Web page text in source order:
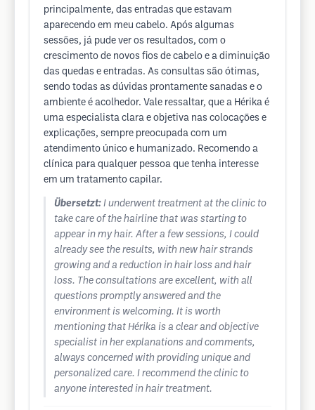
principalmente, das entradas que estavam
aparecendo em meu cabelo. Após algumas
sessões, já pude ver os resultados, com o
crescimento de novos fios de cabelo e a diminuição
das quedas e entradas. As consultas são ótimas,
sendo todas as dúvidas prontamente sanadas e o
ambiente é acolhedor. Vale ressaltar, que a Hérika é
uma especialista clara e objetiva nas colocações e
explicações, sempre preocupada com um
atendimento único e humanizado. Recomendo a
clínica para qualquer pessoa que tenha interesse
em um tratamento capilar.
Übersetzt: I underwent treatment at the clinic to
take care of the hairline that was starting to
appear in my hair. After a few sessions, I could
already see the results, with new hair strands
growing and a reduction in hair loss and hair
loss. The consultations are excellent, with all
questions promptly answered and the
environment is welcoming. It is worth
mentioning that Hérika is a clear and objective
specialist in her explanations and comments,
always concerned with providing unique and
personalized care. I recommend the clinic to
anyone interested in hair treatment.